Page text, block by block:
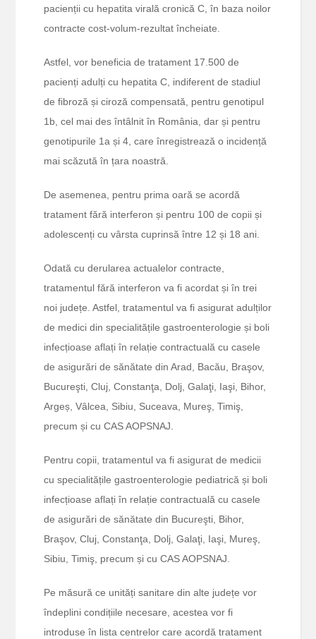
pacienții cu hepatita virală cronică C, în baza noilor
contracte cost-volum-rezultat încheiate.
Astfel, vor beneficia de tratament 17.500 de
pacienți adulți cu hepatita C, indiferent de stadiul
de fibroză și ciroză compensată, pentru genotipul
1b, cel mai des întâlnit în România, dar și pentru
genotipurile 1a și 4, care înregistrează o incidență
mai scăzută în țara noastră.
De asemenea, pentru prima oară se acordă
tratament fără interferon și pentru 100 de copii și
adolescenți cu vârsta cuprinsă între 12 și 18 ani.
Odată cu derularea actualelor contracte,
tratamentul fără interferon va fi acordat și în trei
noi județe. Astfel, tratamentul va fi asigurat adulților
de medici din specialitățile gastroenterologie și boli
infecțioase aflați în relație contractuală cu casele
de asigurări de sănătate din Arad, Bacău, Braşov,
Bucureşti, Cluj, Constanţa, Dolj, Galaţi, Iaşi, Bihor,
Argeș, Vâlcea, Sibiu, Suceava, Mureş, Timiş,
precum și cu CAS AOPSNAJ.
Pentru copii, tratamentul va fi asigurat de medicii
cu specialitățile gastroenterologie pediatrică și boli
infecțioase aflați în relație contractuală cu casele
de asigurări de sănătate din Bucureşti, Bihor,
Braşov, Cluj, Constanţa, Dolj, Galaţi, Iaşi, Mureş,
Sibiu, Timiş, precum și cu CAS AOPSNAJ.
Pe măsură ce unități sanitare din alte județe vor
îndeplini condițiile necesare, acestea vor fi
introduse în lista centrelor care acordă tratament